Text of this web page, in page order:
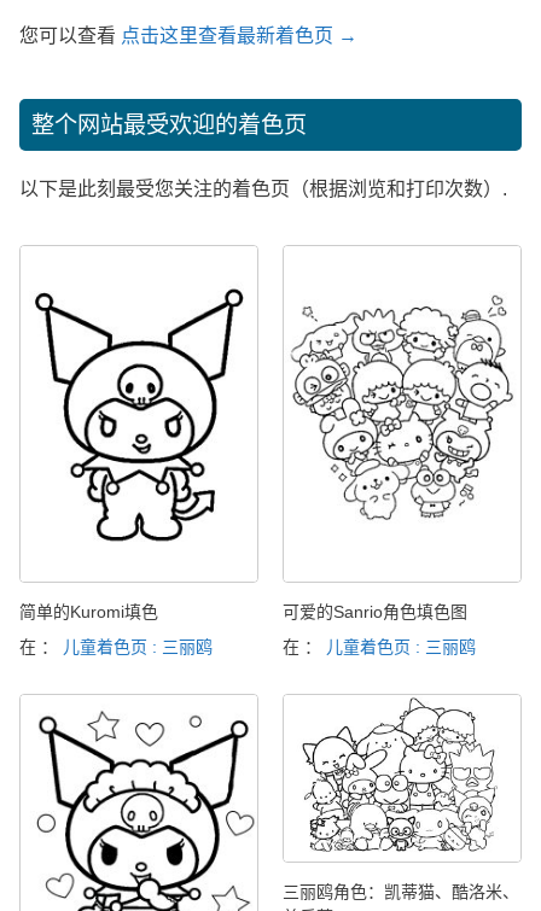
您可以查看 点击这里查看最新着色页 →
整个网站最受欢迎的着色页
以下是此刻最受您关注的着色页（根据浏览和打印次数）.
简单的Kuromi填色
在 ：
儿童着色页 : 三丽鸥
可爱的Sanrio角色填色图
在 ：
儿童着色页 : 三丽鸥
三丽鸥角色：凯蒂猫、酷洛米、